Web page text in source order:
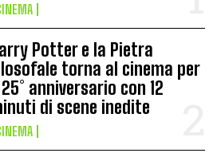
Potter e la Pietra
torna al cinema per
anniversario con 12
di scene inedite